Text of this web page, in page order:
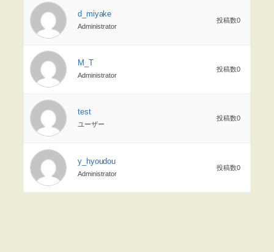
d_miyake
Administrator
投稿数0
M_T
Administrator
投稿数0
test
ユーザー
投稿数0
y_hyoudou
Administrator
投稿数0